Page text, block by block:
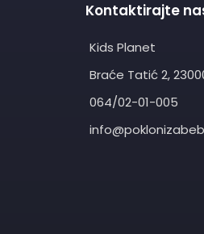
Kontaktirajte
Kids Planet
Braće Tatić 2,
064/02-01-005